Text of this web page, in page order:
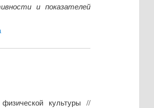
и показателей
культуры //